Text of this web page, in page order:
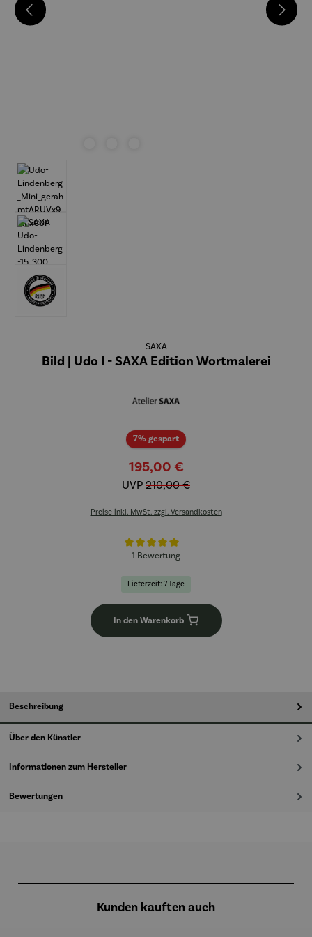
SAXA
Bild | Udo I - SAXA Edition Wortmalerei
7% gespartRabatt
195,00 €
UVP 210,00 €
Preise inkl. MwSt. zzgl. Versandkosten
Durchschnittliche Bewertung von 5 von 5 Sternen
1 Bewertung
Lieferzeit: 7 Tage
In den Warenkorb
Beschreibung
Über den Künstler
Informationen zum Hersteller
Bewertungen
Kunden kauften auch